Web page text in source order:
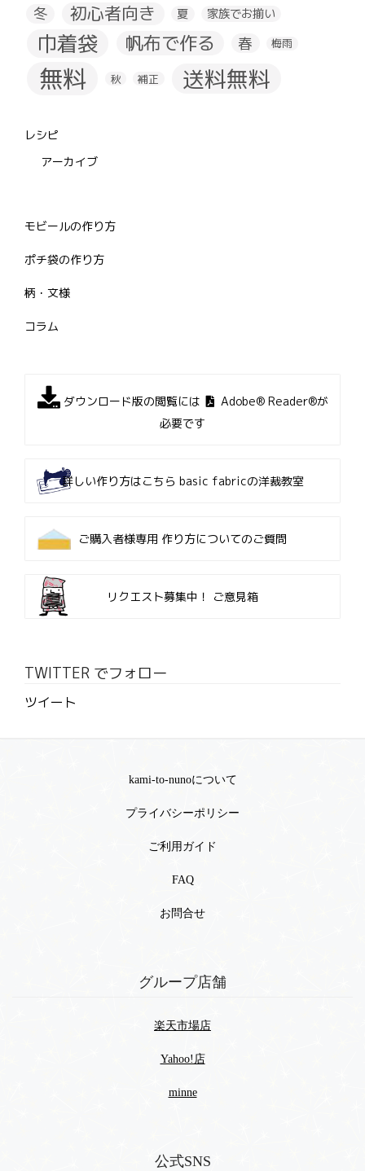
冬 初心者向き 夏 家族でお揃い
巾着袋 帆布で作る 春 梅雨
無料 秋 補正 送料無料
レシピ
アーカイブ
モビールの作り方
ポチ袋の作り方
柄・文様
コラム
ダウンロード版の閲覧には
Adobe® Reader®が
必要です
詳しい作り方はこちら basic fabricの洋裁教室
ご購入者様専用 作り方についてのご質問
リクエスト募集中！ ご意見箱
TWITTER でフォロー
ツイート
kami-to-nunoについて
プライバシーポリシー
ご利用ガイド
FAQ
お問合せ
グループ店舗
楽天市場店
Yahoo!店
minne
公式SNS